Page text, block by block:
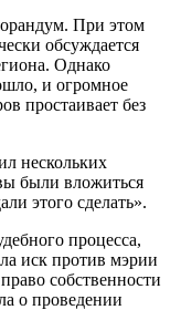
При этом
обсуждается
Однако
и огромное
простаивает без
нескольких
были вложиться
этого сделать».
процесса,
иск против мэрии
собственности
о проведении